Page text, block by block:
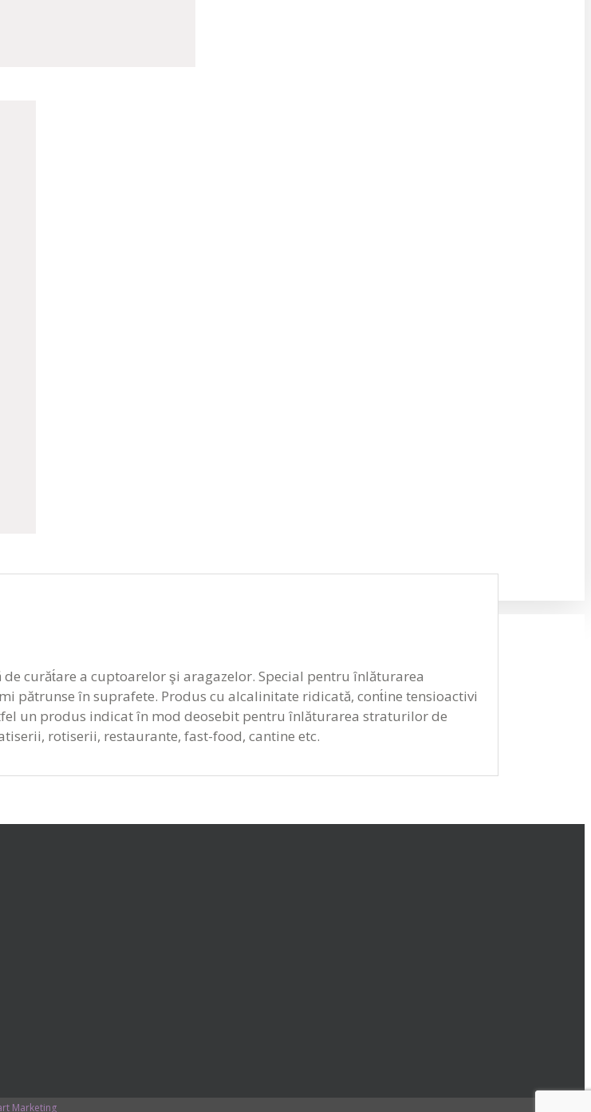
de curăt́are a cuptoarelor şi aragazelor. Special pentru înlăturarea
pătrunse în suprafete. Produs cu alcalinitate ridicată, cont́ine tensioactivi
un produs indicat în mod deosebit pentru înlăturarea straturilor de
rotiserii, restaurante, fast-food, cantine etc.
Marketing